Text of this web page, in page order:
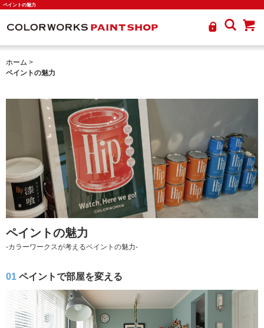
ペイントの魅力
ホーム >
ペイントの魅力
ペイントの魅力
-カラーワークスが考えるペイントの魅力-
01 ペイントで部屋を変える